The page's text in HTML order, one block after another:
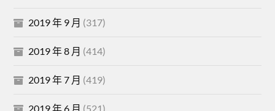
2019 年 9 月 (317)
2019 年 8 月 (414)
2019 年 7 月 (419)
2019 年 6 月 (521)